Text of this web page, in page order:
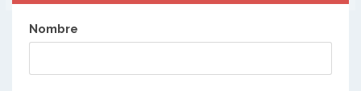
Nombre